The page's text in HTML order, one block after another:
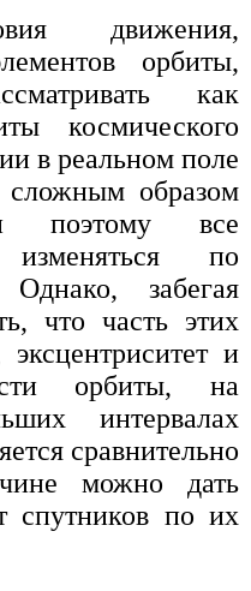
движения,
орбиты,
как
космического
в реальном поле
сложным образом
и поэтому все
по
забегая
что часть этих
и
орбиты, на
интервалах
сравнительно
можно дать
спутников по их